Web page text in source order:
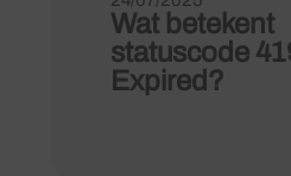
Wat betekent
statuscode
Expired?